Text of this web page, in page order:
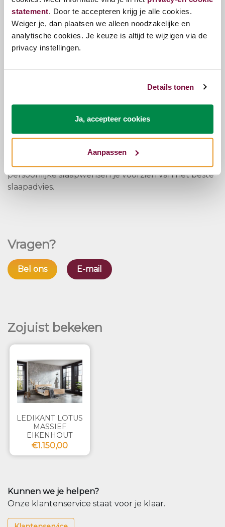
statement. Door te accepteren krijg je alle cookies.
Weiger je, dan plaatsen we alleen noodzakelijke en
analytische cookies. Je keuze is altijd te wijzigen via de
privacy instellingen.
Details tonen
Ja, accepteer cookies
Aanpassen
Optioneel kun je kiezen voor de Luga potenset (2
poten), deze set bestaat uit 2 frames die onder het
bed geplaatst worden.
huidige bedbodem(s) en matras(sen).
Dit bed combineren met een goed matras?
Neem
Ook op zoek naar een nieuwe bedbodem?Klik hier
voor onze bedbodems
Mocht je een compleet nieuwe set willen dan kun
je voor advies altijd bij onze slaapspecialisten
persoonlijke slaapwensen je voorzien van het beste
slaapadvies.
Vragen?
Bel ons E-mail
Zojuist bekeken
LEDIKANT LOTUS
MASSIEF
EIKENHOUT
€1.150,00
Kunnen we je helpen?
Onze klantenservice staat voor je klaar.